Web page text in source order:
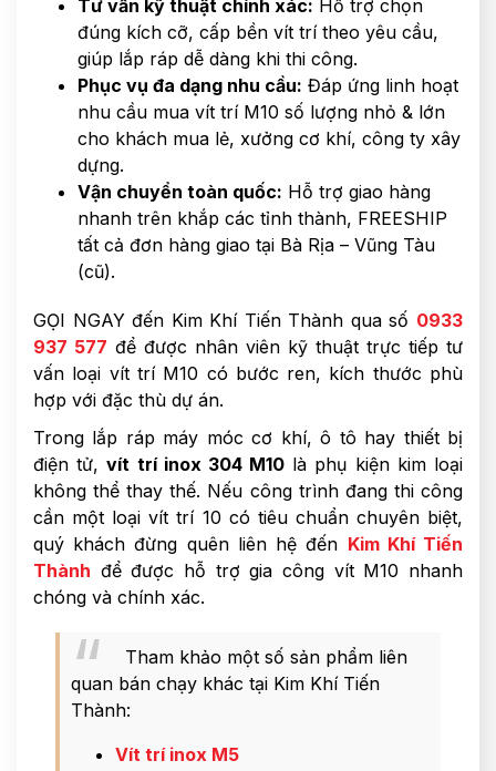
Tư vấn kỹ thuật chính xác: Hỗ trợ chọn
đúng kích cỡ, cấp bền vít trí theo yêu cầu,
giúp lắp ráp dễ dàng khi thi công.
Phục vụ đa dạng nhu cầu: Đáp ứng linh hoạt
nhu cầu mua vít trí M10 số lượng nhỏ & lớn
cho khách mua lẻ, xưởng cơ khí, công ty xây
dựng.
Vận chuyển toàn quốc: Hỗ trợ giao hàng
nhanh trên khắp các tỉnh thành, FREESHIP
tất cả đơn hàng giao tại Bà Rịa – Vũng Tàu
(cũ).
GỌI NGAY đến Kim Khí Tiến Thành qua số 0933
937 577 để được nhân viên kỹ thuật trực tiếp tư
vấn loại vít trí M10 có bước ren, kích thước phù
hợp với đặc thù dự án.
Trong lắp ráp máy móc cơ khí, ô tô hay thiết bị
điện tử,vít trí inox 304 M10 là phụ kiện kim loại
không thể thay thế. Nếu công trình đang thi công
cần một loại vít trí 10 có tiêu chuẩn chuyên biệt,
quý khách đừng quên liên hệ đến Kim Khí Tiến
Thành để được hỗ trợ gia công vít M10 nhanh
chóng và chính xác.
Tham khảo một số sản phẩm liên
quan bán chạy khác tại Kim Khí Tiến
Thành:
Vít trí inox M5